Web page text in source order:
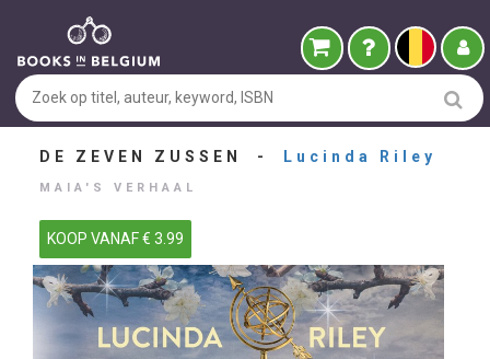
DE ZEVEN ZUSSEN - Lucinda Riley
MAIA'S VERHAAL
KOOP VANAF € 3.99